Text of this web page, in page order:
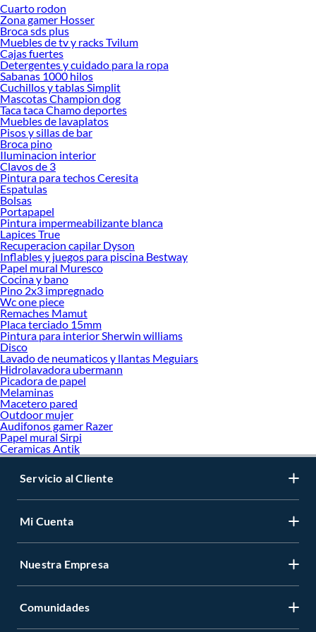
Desde remodelaciones hasta proyectos de decoración, estamos aquí para hacer
tus ideas realidad. ¡Visítanos y encuentra todo lo que tenemos para ofrecerte en
Puertas!
Explora la variedad de productos de Puertas en Sodimac
Herramientas, materiales y accesorios de calidad para tus proyectos y
renovación de espacios. ¡Visítanos y descubre todo lo que tenemos para
ofrecerte!
Encuentra una amplia variedad de productos de Puertas en Sodimac. Encuentra
todo lo necesario para tus proyectos de renovación y decoración. ¡Visítanos y
haz tus ideas realidad!
Cuarto rodon
Zona gamer Hosser
Broca sds plus
Muebles de tv y racks Tvilum
Cajas fuertes
Detergentes y cuidado para la ropa
Sabanas 1000 hilos
Cuchillos y tablas Simplit
Mascotas Champion dog
Taca taca Chamo deportes
Muebles de lavaplatos
Pisos y sillas de bar
Broca pino
Iluminacion interior
Clavos de 3
Pintura para techos Ceresita
Espatulas
Bolsas
Portapapel
Pintura impermeabilizante blanca
Lapices True
Recuperacion capilar Dyson
Inflables y juegos para piscina Bestway
Papel mural Muresco
Cocina y bano
Pino 2x3 impregnado
Wc one piece
Remaches Mamut
Placa terciado 15mm
Pintura para interior Sherwin williams
Disco
Lavado de neumaticos y llantas Meguiars
Hidrolavadora ubermann
Picadora de papel
Melaminas
Macetero pared
Outdoor mujer
Audifonos gamer Razer
Papel mural Sirpi
Ceramicas Antik
Servicio al Cliente
Mi Cuenta
Nuestra Empresa
Comunidades